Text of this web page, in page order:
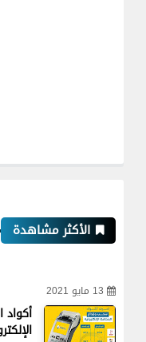
الأكثر مشاهدة
13 مايو 2021